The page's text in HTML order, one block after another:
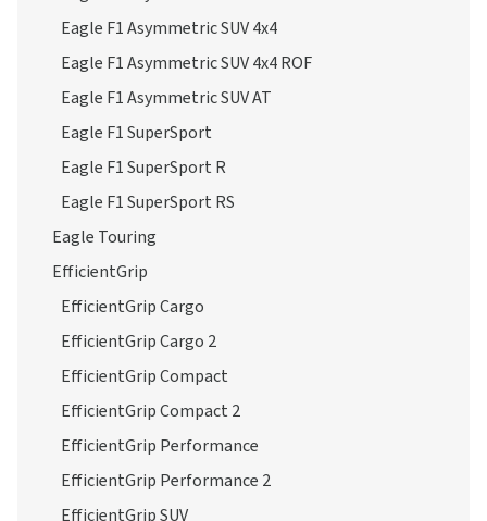
Eagle F1 Asymmetric SUV 4x4
Eagle F1 Asymmetric SUV 4x4 ROF
Eagle F1 Asymmetric SUV AT
Eagle F1 SuperSport
Eagle F1 SuperSport R
Eagle F1 SuperSport RS
Eagle Touring
EfficientGrip
EfficientGrip Cargo
EfficientGrip Cargo 2
EfficientGrip Compact
EfficientGrip Compact 2
EfficientGrip Performance
EfficientGrip Performance 2
EfficientGrip SUV